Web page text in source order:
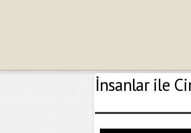
İnsanlar ile